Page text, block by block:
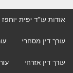
אודות עו"ד יפית יוחפז
עורך דין מסחרי
עורך דין אזרחי